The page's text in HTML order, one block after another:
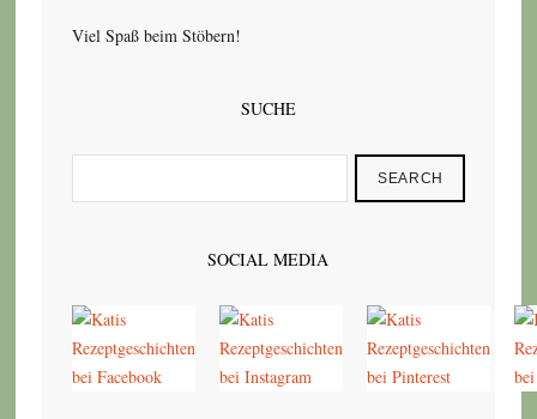
Viel Spaß beim Stöbern!
SUCHE
SEARCH
SOCIAL MEDIA